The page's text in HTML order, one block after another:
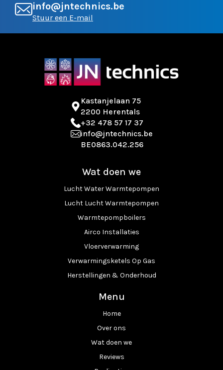
info@jntechnics.be
Stuur een E-mail
Kastanjelaan 75
2200 Herentals
+32 478 57 17 37
info@jntechnics.be
BE0863.042.256
Wat doen we
Lucht Water Warmtepompen
Lucht Lucht Warmtepompen
Warmtepompboilers
Airco Installaties
Vloerverwarming
Verwarmingsketels Op Gas
Herstellingen & Onderhoud
Menu
Home
Over ons
Wat doen we
Reviews